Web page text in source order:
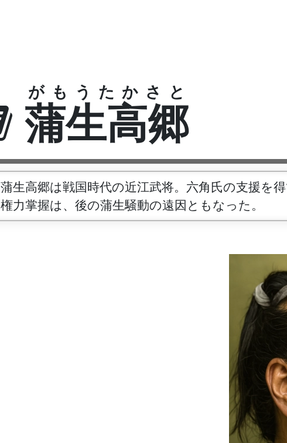
蒲生高郷
がもうたかさと
蒲生高郷は戦国時代の近江武将。六角氏の支援を
権力掌握は、後の蒲生騒動の遠因ともなった。